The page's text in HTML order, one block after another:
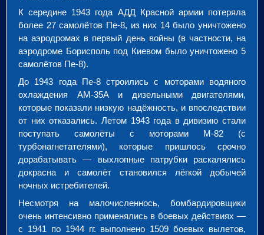
К середине 1943 года АДД Красной армии потеряла
более 27 самолётов Пе-8, из них 14 было уничтожено
на аэродромах в первый день войны (в частности, на
аэродроме Борисполь под Киевом было уничтожено 5
самолётов Пе-8).
До 1943 года Пе-8 строились с моторами водяного
охлаждения АМ-35А и дизельными двигателями,
которые показали низкую надёжность, и впоследствии
от них отказались. Летом 1943 года в дивизию стали
поступать самолёты с моторами М-82 (с
турбонагнетателями), которые пришлось срочно
дорабатывать — выхлопные патрубки раскалялись
докрасна и самолёт становился лёгкой добычей
ночных истребителей.
Несмотря на малочисленнось, бомбардировщики
очень интенсивно применялись в боевых действиях —
с 1941 по 1944 гг. выполнено 1509 боевых вылетов,